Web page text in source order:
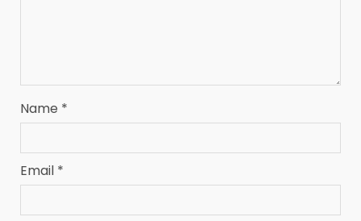
Name *
Email *